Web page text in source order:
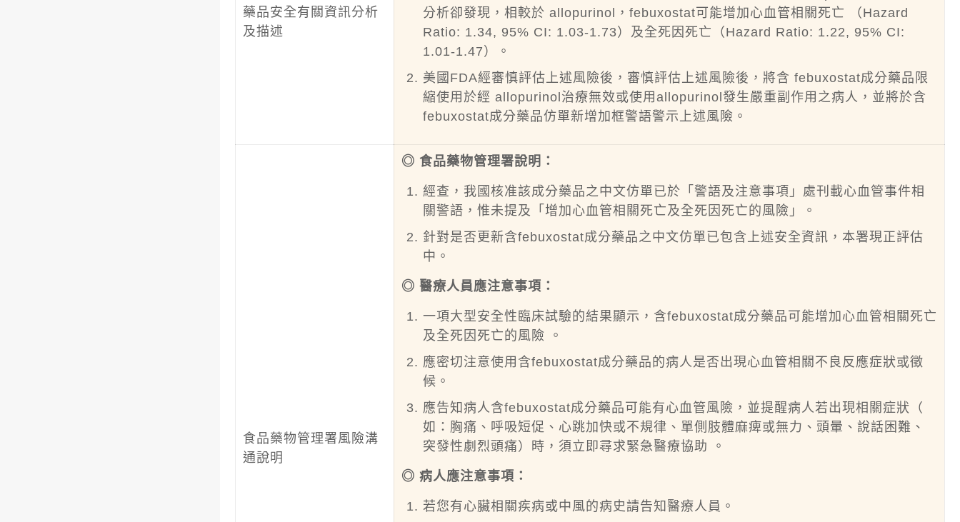
藥品安全有關資訊分析
及描述
分析卻發現，相較於 allopurinol，febuxostat可能增加心血管相關死亡 （Hazard
Ratio: 1.34, 95% CI: 1.03-1.73）及全死因死亡（Hazard Ratio: 1.22, 95% CI:
1.01-1.47）。
美國FDA經審慎評估上述風險後，審慎評估上述風險後，將含 febuxostat成分藥品限
縮使用於經 allopurinol治療無效或使用allopurinol發生嚴重副作用之病人，並將於含
febuxostat成分藥品仿單新增加框警語警示上述風險。
食品藥物管理署風險溝
通說明
◎ 食品藥物管理署說明：
經查，我國核准該成分藥品之中文仿單已於「警語及注意事項」處刊載心血管事件相
關警語，惟未提及「增加心血管相關死亡及全死因死亡的風險」。
針對是否更新含febuxostat成分藥品之中文仿單已包含上述安全資訊，本署現正評估
中。
◎ 醫療人員應注意事項：
一項大型安全性臨床試驗的結果顯示，含febuxostat成分藥品可能增加心血管相關死亡
及全死因死亡的風險 。
應密切注意使用含febuxostat成分藥品的病人是否出現心血管相關不良反應症狀或徵
候。
應告知病人含febuxostat成分藥品可能有心血管風險，並提醒病人若出現相關症狀（
如：胸痛、呼吸短促、心跳加快或不規律、單側肢體麻痺或無力、頭暈、說話困難、
突發性劇烈頭痛）時，須立即尋求緊急醫療協助 。
◎ 病人應注意事項：
若您有心臟相關疾病或中風的病史請告知醫療人員。